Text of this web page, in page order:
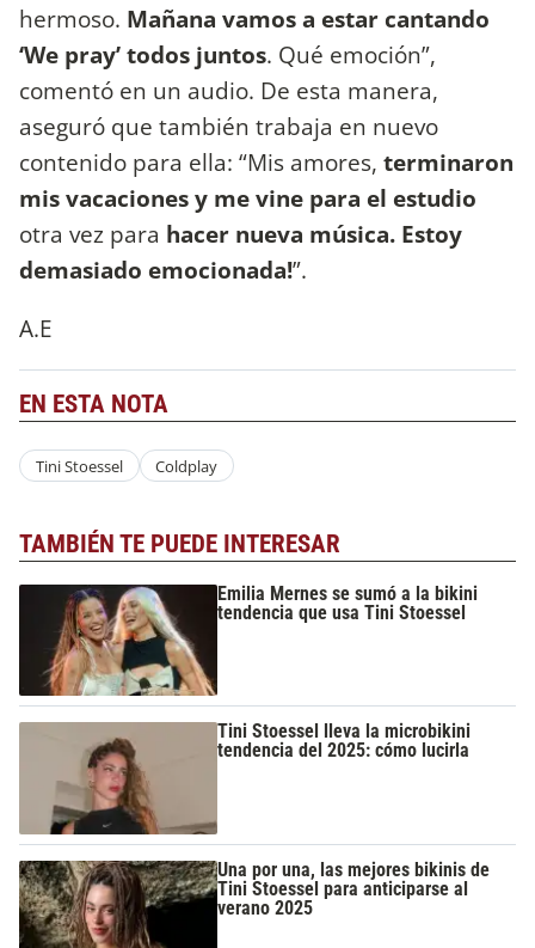
hermoso. Mañana vamos a estar cantando
‘We pray’ todos juntos. Qué emoción”,
comentó en un audio. De esta manera,
aseguró que también trabaja en nuevo
contenido para ella: “Mis amores, terminaron
mis vacaciones y me vine para el estudio
otra vez para hacer nueva música. Estoy
demasiado emocionada!”.
A.E
EN ESTA NOTA
Tini Stoessel Coldplay
TAMBIÉN TE PUEDE INTERESAR
Emilia Mernes se sumó a la bikini
tendencia que usa Tini Stoessel
Tini Stoessel lleva la microbikini
tendencia del 2025: cómo lucirla
Una por una, las mejores bikinis de
Tini Stoessel para anticiparse al
verano 2025